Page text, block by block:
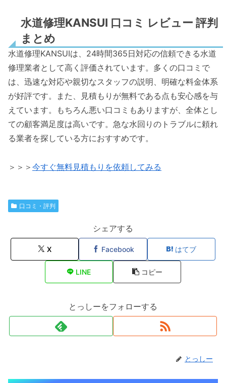
水道修理KANSUI 口コミ レビュー 評判
まとめ
水道修理KANSUIは、24時間365日対応の信頼できる水道
修理業者として高く評価されています。多くの口コミで
は、迅速な対応や親切なスタッフの説明、明確な料金体系
が好評です。また、見積もりが無料である点も安心感を与
えています。もちろん悪い口コミもありますが、全体とし
ての顧客満足度は高いです。急な水回りのトラブルに頼れ
る業者を探している方におすすめです。
＞＞＞ 今すぐ無料見積もりを依頼してみる
口コミ・評判
シェアする
X Facebook はてブ
LINE コピー
とっしーをフォローする
とっしー